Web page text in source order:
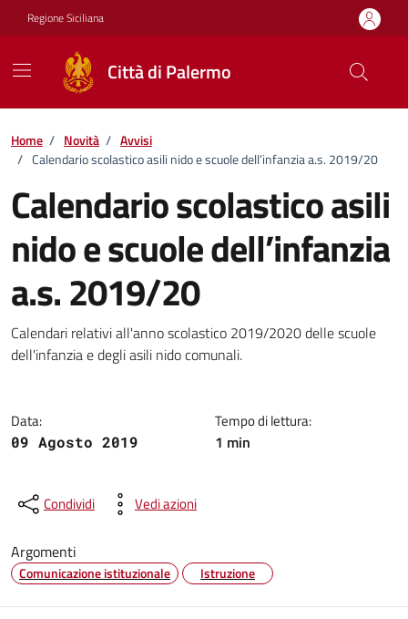
Vai ai contenuti
Vai al footer
Regione Siciliana
Città di Palermo
Home / Novità / Avvisi
/ Calendario scolastico asili nido e scuole dell’infanzia a.s. 2019/20
Calendario scolastico asili
nido e scuole dell’infanzia
a.s. 2019/20
Dettagli della notizia
Calendari relativi all'anno scolastico 2019/2020 delle scuole
dell'infanzia e degli asili nido comunali.
Data:
09 Agosto 2019
Tempo di lettura:
1 min
Condividi Vedi azioni
Argomenti
Comunicazione istituzionale Istruzione